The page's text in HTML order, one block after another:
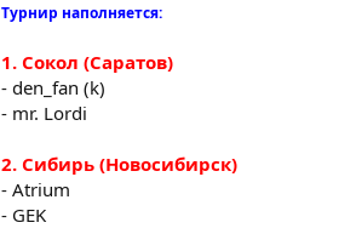
Турнир наполняется:
1. Сокол (Саратов)
- den_fan (k)
- mr. Lordi
2. Сибирь (Новосибирск)
- Atrium
- GEK